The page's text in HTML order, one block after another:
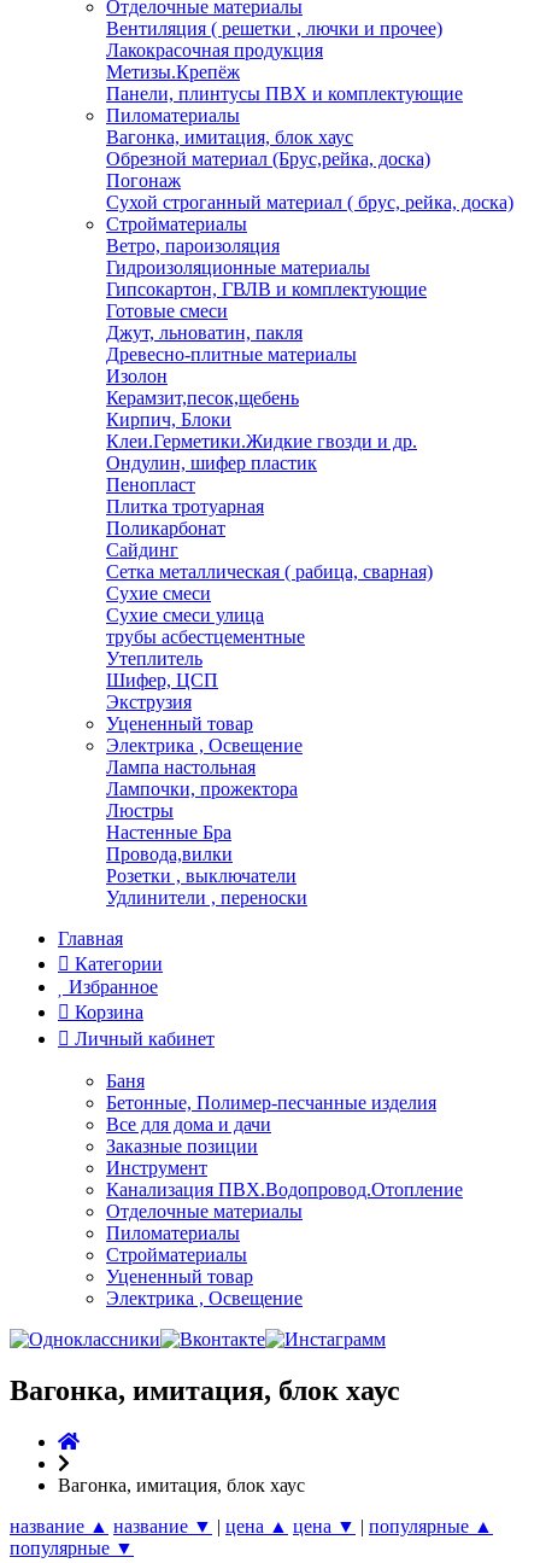
Отделочные материалы
Вентиляция ( решетки , лючки и прочее)
Лакокрасочная продукция
Метизы.Крепёж
Панели, плинтусы ПВХ и комплектующие
Пиломатериалы
Вагонка, имитация, блок хаус
Обрезной материал (Брус,рейка, доска)
Погонаж
Сухой строганный материал ( брус, рейка, доска)
Стройматериалы
Ветро, пароизоляция
Гидроизоляционные материалы
Гипсокартон, ГВЛВ и комплектующие
Готовые смеси
Джут, льноватин, пакля
Древесно-плитные материалы
Изолон
Керамзит,песок,щебень
Кирпич, Блоки
Клеи.Герметики.Жидкие гвозди и др.
Ондулин, шифер пластик
Пенопласт
Плитка тротуарная
Поликарбонат
Сайдинг
Сетка металлическая ( рабица, сварная)
Сухие смеси
Сухие смеси улица
трубы асбестцементные
Утеплитель
Шифер, ЦСП
Экструзия
Уцененный товар
Электрика , Освещение
Лампа настольная
Лампочки, прожектора
Люстры
Настенные Бра
Провода,вилки
Розетки , выключатели
Удлинители , переноски
Главная
Категории
Избранное
Корзина
Личный кабинет
Баня
Бетонные, Полимер-песчанные изделия
Все для дома и дачи
Заказные позиции
Инструмент
Канализация ПВХ.Водопровод.Отопление
Отделочные материалы
Пиломатериалы
Стройматериалы
Уцененный товар
Электрика , Освещение
Вагонка, имитация, блок хаус
Вагонка, имитация, блок хаус
название ▲ название ▼ | цена ▲ цена ▼ | популярные ▲
популярные ▼